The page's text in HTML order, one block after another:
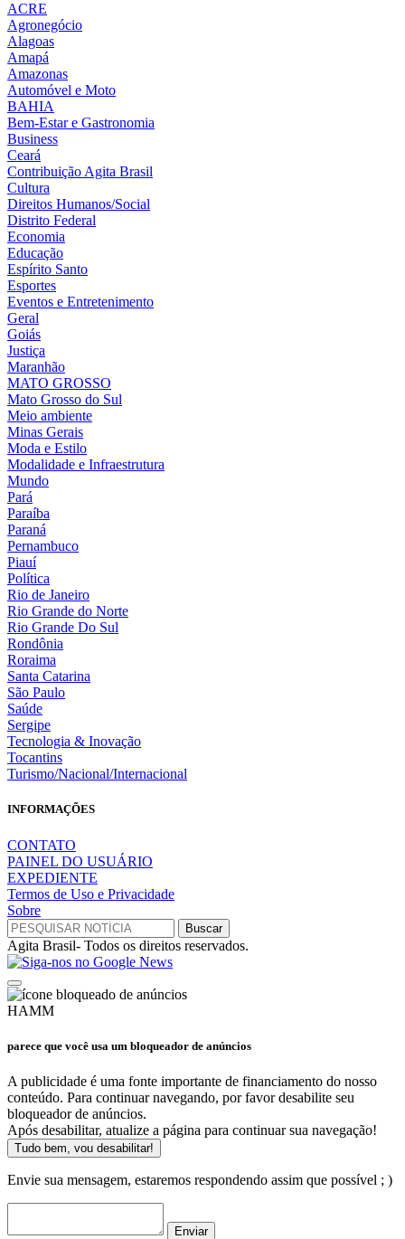
ACRE
Agronegócio
Alagoas
Amapá
Amazonas
Automóvel e Moto
BAHIA
Bem-Estar e Gastronomia
Business
Ceará
Contribuição Agita Brasil
Cultura
Direitos Humanos/Social
Distrito Federal
Economia
Educação
Espírito Santo
Esportes
Eventos e Entretenimento
Geral
Goiás
Justiça
Maranhão
MATO GROSSO
Mato Grosso do Sul
Meio ambiente
Minas Gerais
Moda e Estilo
Modalidade e Infraestrutura
Mundo
Pará
Paraíba
Paraná
Pernambuco
Piauí
Política
Rio de Janeiro
Rio Grande do Norte
Rio Grande Do Sul
Rondônia
Roraima
Santa Catarina
São Paulo
Saúde
Sergipe
Tecnologia & Inovação
Tocantins
Turismo/Nacional/Internacional
INFORMAÇÕES
CONTATO
PAINEL DO USUÁRIO
EXPEDIENTE
Termos de Uso e Privacidade
Sobre
Agita Brasil- Todos os direitos reservados.
HAMM
parece que você usa um bloqueador de anúncios
A publicidade é uma fonte importante de financiamento do nosso
conteúdo. Para continuar navegando, por favor desabilite seu
bloqueador de anúncios.
Após desabilitar, atualize a página para continuar sua navegação!
Tudo bem, vou desabilitar!
Envie sua mensagem, estaremos respondendo assim que possível ; )
Enviar